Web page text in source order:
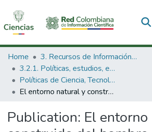
Communities & Collections
All of DSpace
Statistics
Home
3. Recursos de Información Científica y Tecnológica
3.2.1. Políticas, estudios, evaluaciones e indicadores de CTeI
Políticas de Ciencia, Tecnología e Innovación
El entorno natural y construido del hombre colombiano : bases para un plan del programa nacional de ciencias del medio ambiente y el habitat
Publication: El